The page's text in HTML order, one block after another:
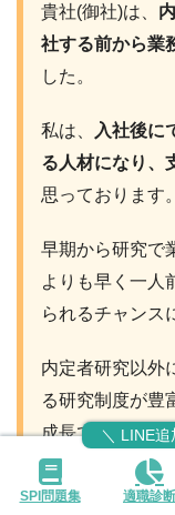
貴社(御社)は、
社する前から業
した。
私は、
入社後に
る人材になり、
思っております。
早期から研究で
よりも早く一人
られるチャンス
内定者研究以外
る研究制度が豊
成長できると思
SPI問題集 適職診断
＼ LINE